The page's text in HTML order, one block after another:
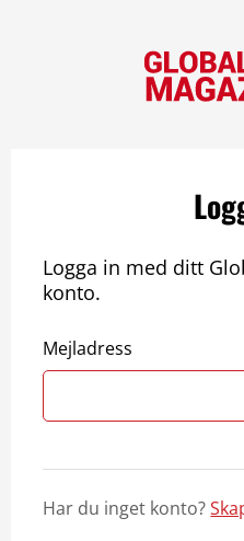
Logga in med ditt
konto.
Mejladress
Har du inget konto?